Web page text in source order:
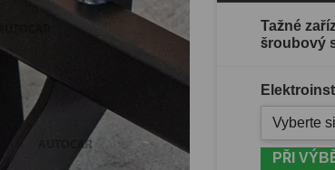
Tažné
šroubový
Vyberte
PŘI